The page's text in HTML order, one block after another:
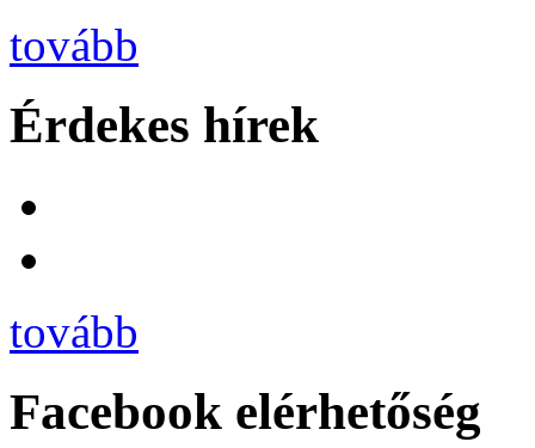
tovább
Érdekes hírek
tovább
Facebook elérhetőség